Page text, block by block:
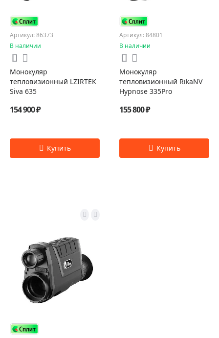
Артикул: 86373
В наличии
Монокуляр
тепловизионный LZIRTEK
Siva 635
154 900 ₽
Артикул: 84801
В наличии
Монокуляр
тепловизионный RikaNV
Hypnose 335Pro
155 800 ₽